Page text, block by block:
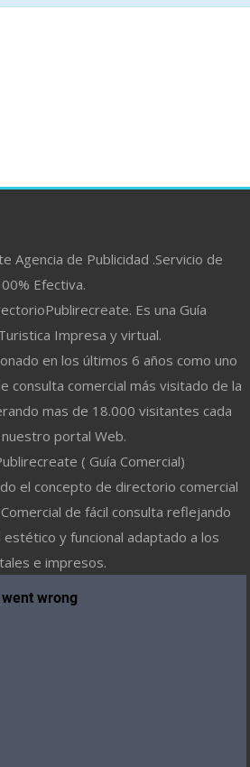
Agencia de Publicidad .Servicio de
Efectiva.
Es una Guía
Impresa y virtual.
en los últimos 6 años como uno
consulta comercial más visitado de la
mas de 18.000 visitantes cada
portal Web.
( Guía Comercial)
el concepto de directorio comercial
de fácil consulta reflejando
estético y funcional adaptado a los
e impresos.